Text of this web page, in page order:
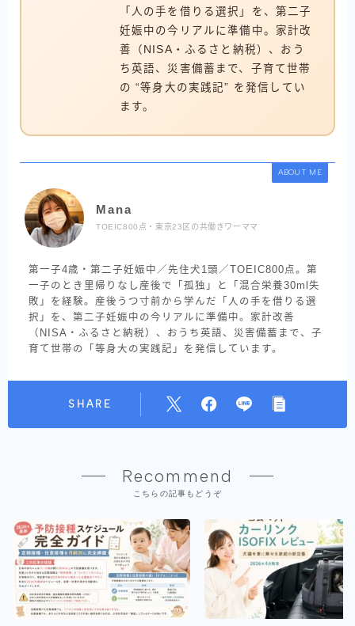
「人の手を借りる選択」を、第二子
妊娠中の今リアルに準備中。家計改
善（NISA・ふるさと納税）、おう
ち英語、災害備蓄まで、子育て世帯
の “等身大の実践記” を発信してい
ます。
ABOUT ME
Mana
TOEIC800点・東京23区の共働きワーママ
第一子4歳・第二子妊娠中／先住犬1頭／TOEIC800点。第
一子のとき里帰りなし産後で「孤独」と「混合栄養30ml失
敗」を経験。産後うつ寸前から学んだ「人の手を借りる選
択」を、第二子妊娠中の今リアルに準備中。家計改善
（NISA・ふるさと納税）、おうち英語、災害備蓄まで、子
育て世帯の「等身大の実践記」を発信しています。
SHARE
Recommend
こちらの記事もどうぞ